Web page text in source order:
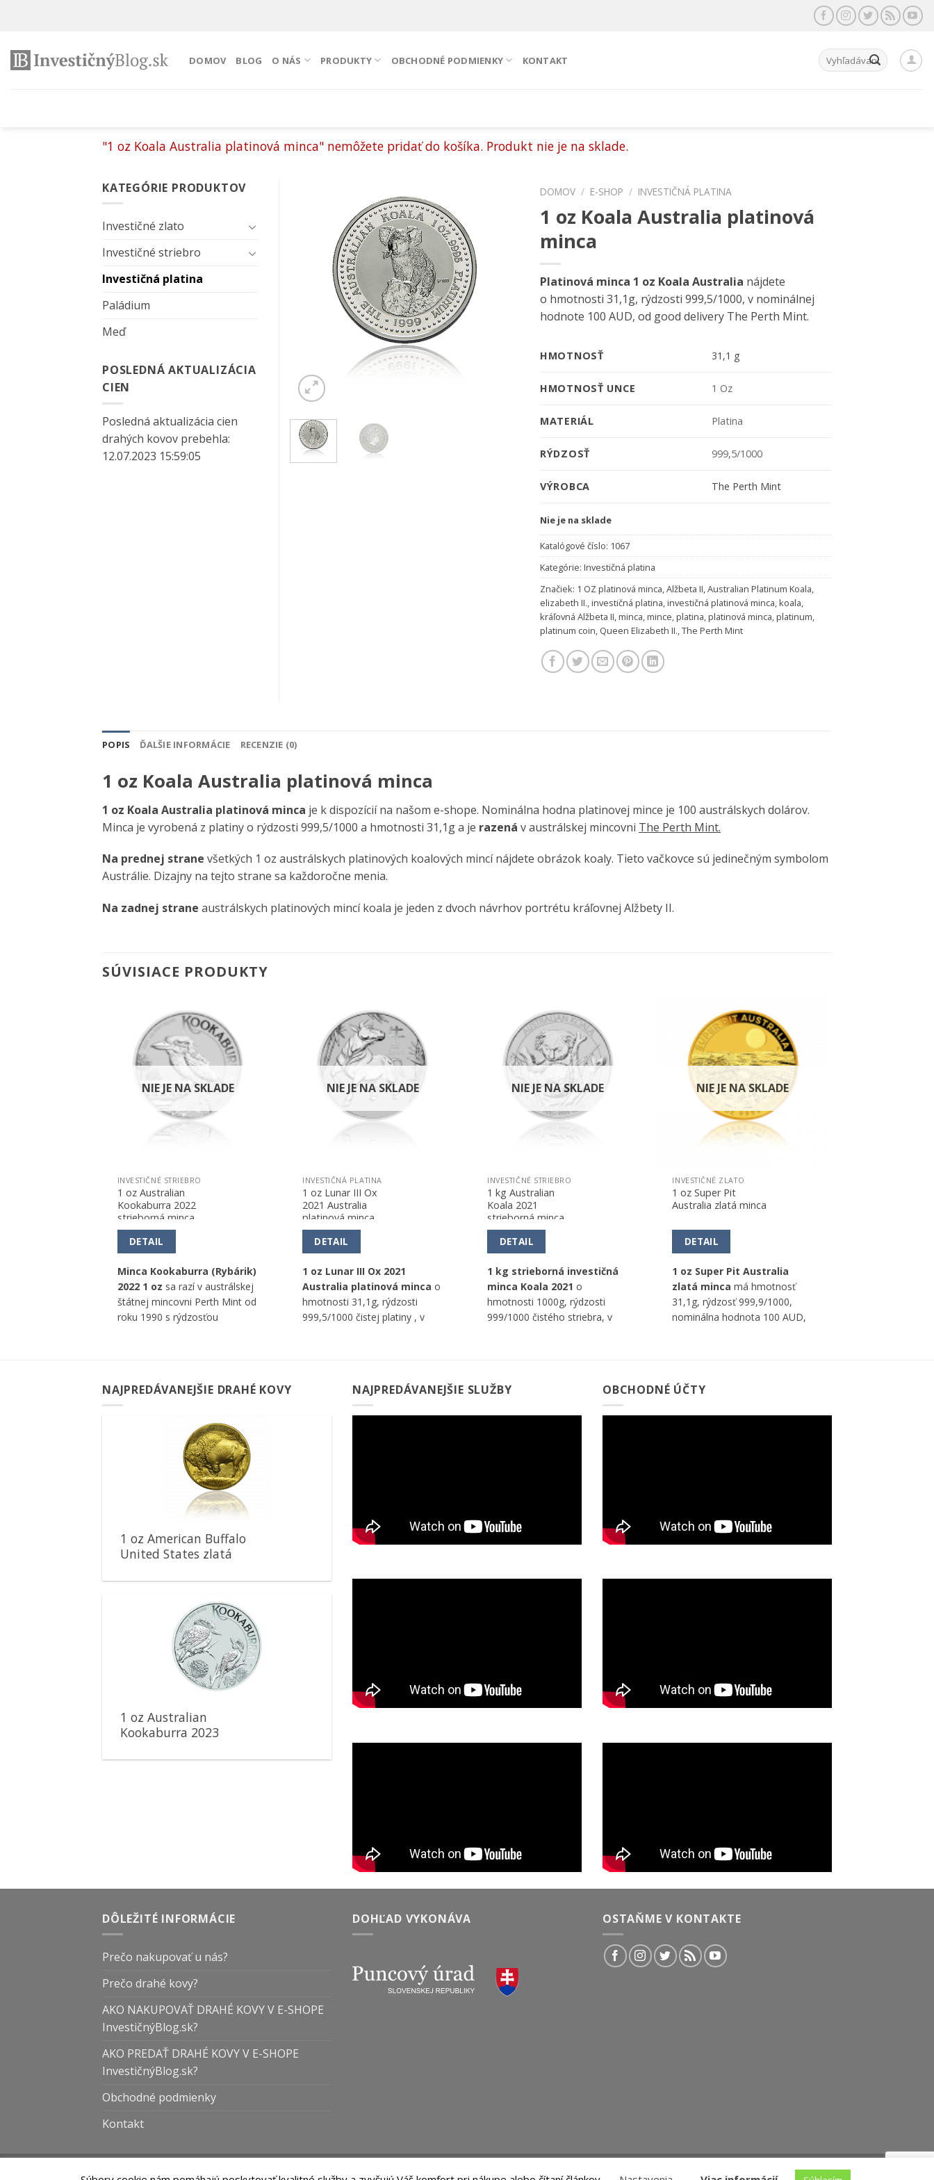
DOMOV BLOG O NÁS PRODUKTY OBCHODNÉ PODMIENKY KONTAKT Hľadať:
"1 oz Koala Australia platinová minca" nemôžete pridať do košíka. Produkt nie je na sklade.
Pridať k
obľúbeným
DOMOV / E-SHOP / INVESTIČNÁ PLATINA
1 oz Koala Australia platinová
minca
Platinová minca 1 oz Koala Australia nájdete
o hmotnosti 31,1g, rýdzosti 999,5/1000, v nominálnej
hodnote 100 AUD, od good delivery The Perth Mint.
HMOTNOSŤ 31,1 g
HMOTNOSŤ UNCE 1 Oz
MATERIÁL Platina
RÝDZOSŤ 999,5/1000
VÝROBCA The Perth Mint
Nie je na sklade
Katalógové číslo: 1067
Kategórie: Investičná platina
Značiek: 1 OZ platinová minca,Alžbeta II,Australian Platinum Koala,
elizabeth II.,investičná platina,investičná platinová minca,koala,
kráľovná Alžbeta II,minca,mince,platina,platinová minca,platinum,
platinum coin, Queen Elizabeth II.,The Perth Mint
KATEGÓRIE PRODUKTOV
Investičné zlato
Investičné striebro
Investičná platina
Paládium
Meď
POSLEDNÁ AKTUALIZÁCIA
CIEN
Posledná aktualizácia cien
drahých kovov prebehla:
12.07.2023 15:59:05
POPIS ĎALŠIE INFORMÁCIE RECENZIE (0)
1 oz Koala Australia platinová minca
1 oz Koala Australia platinová minca je k dispozícií na našom e-shope. Nominálna hodna platinovej mince je 100 austrálskych dolárov.
Minca je vyrobená z platiny o rýdzosti 999,5/1000 a hmotnosti 31,1g a je razená v austrálskej mincovni The Perth Mint.
Na prednej strane všetkých 1 oz austrálskych platinových koalových mincí nájdete obrázok koaly. Tieto vačkovce sú jedinečným symbolom
Austrálie. Dizajny na tejto strane sa každoročne menia.
Na zadnej strane austrálskych platinových mincí koala je jeden z dvoch návrhov portrétu kráľovnej Alžbety II.
SÚVISIACE PRODUKTY
Pridať k
obľúbeným
NIE JE NA SKLADE
INVESTIČNÉ STRIEBRO
1 oz Australian
Kookaburra 2022
strieborná minca
DETAIL
Minca Kookaburra (Rybárik)
2022 1 oz sa razí v austrálskej
štátnej mincovni Perth Mint od
roku 1990 s rýdzosťou
Pridať k
obľúbeným
NIE JE NA SKLADE
INVESTIČNÁ PLATINA
1 oz Lunar III Ox
2021 Australia
platinová minca
DETAIL
1 oz Lunar III Ox 2021
Australia platinová minca o
hmotnosti 31,1g, rýdzosti
999,5/1000 čistej platiny , v
Pridať k
obľúbeným
NIE JE NA SKLADE
INVESTIČNÉ STRIEBRO
1 kg Australian
Koala 2021
strieborná minca
DETAIL
1 kg strieborná investičná
minca Koala 2021 o
hmotnosti 1000g, rýdzosti
999/1000 čistého striebra, v
Pridať k
obľúbeným
NIE JE NA SKLADE
INVESTIČNÉ ZLATO
1 oz Super Pit
Australia zlatá minca
DETAIL
1 oz Super Pit Australia
zlatá minca má hmotnosť
31,1g, rýdzosť 999,9/1000,
nominálna hodnota 100 AUD,
NAJPREDÁVANEJŠIE DRAHÉ KOVY
Pridať k
obľúbeným
1 oz American Buffalo
United States zlatá
Pridať k
obľúbeným
1 oz Australian
Kookaburra 2023
NAJPREDÁVANEJŠIE SLUŽBY OBCHODNÉ ÚČTY
DÔLEŽITÉ INFORMÁCIE
Prečo nakupovať u nás?
Prečo drahé kovy?
AKO NAKUPOVAŤ DRAHÉ KOVY V E-SHOPE
InvestičnýBlog.sk?
AKO PREDAŤ DRAHÉ KOVY V E-SHOPE
InvestičnýBlog.sk?
Obchodné podmienky
Kontakt
DOHĽAD VYKONÁVA OSTAŇME V KONTAKTE